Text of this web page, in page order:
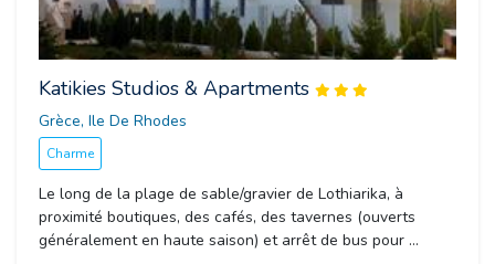
Katikies Studios & Apartments
Grèce, Ile De Rhodes
Charme
Le long de la plage de sable/gravier de Lothiarika, à
proximité boutiques, des cafés, des tavernes (ouverts
généralement en haute saison) et arrêt de bus pour ...